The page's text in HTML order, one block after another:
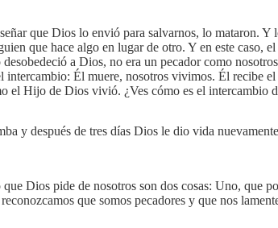
que Dios lo envió para salvarnos, lo mataron.
que hace algo en lugar de otro. Y en este
a Dios, no era un pecador como
intercambio: Él muere, nosotros vivimos. Él
el Hijo de Dios vivió. ¿Ves cómo es el intercambio
y después de tres días Dios le dio vida
Dios pide de nosotros son dos cosas: Uno, que
que somos pecadores y que nos